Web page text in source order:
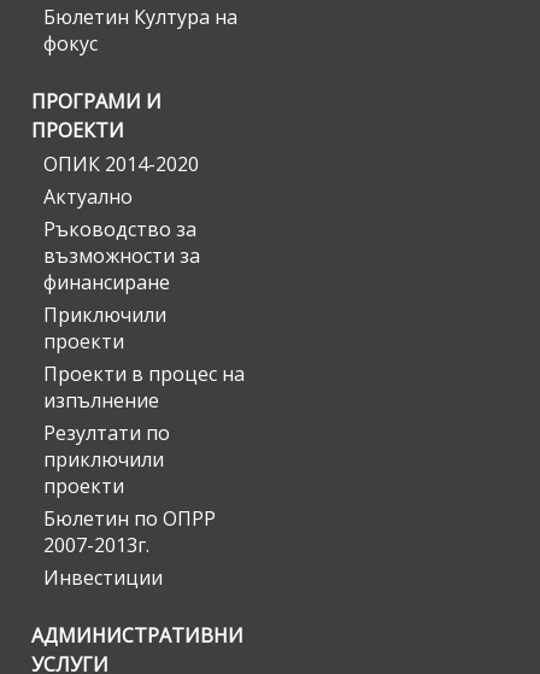
Бюлетин Култура на
фокус
ПРОГРАМИ И
ПРОЕКТИ
ОПИК 2014-2020
Актуално
Ръководство за
възможности за
финансиране
Приключили
проекти
Проекти в процес на
изпълнение
Резултати по
приключили
проекти
Бюлетин по ОПРР
2007-2013г.
Инвестиции
АДМИНИСТРАТИВНИ
УСЛУГИ